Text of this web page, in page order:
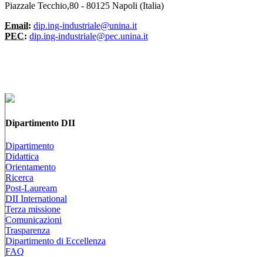
Piazzale Tecchio,80 - 80125 Napoli (Italia)
Email: dip.ing-industriale@unina.it
PEC: dip.ing-industriale@pec.unina.it
Dipartimento DII
Dipartimento
Didattica
Orientamento
Ricerca
Post-Lauream
DII International
Terza missione
Comunicazioni
Trasparenza
Dipartimento di Eccellenza
FAQ